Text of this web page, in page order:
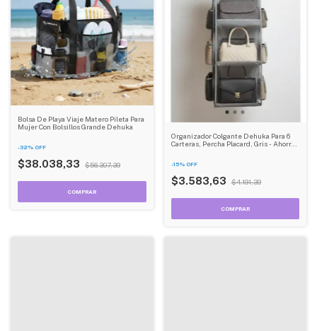
Bolsa De Playa Viaje Matero Pileta Para
Mujer Con Bolsillos Grande Dehuka
-32% OFF
$38.038,33 $56.307,39
Organizador Colgante Dehuka Para 6
Carteras, Percha Placard, Gris - Ahorra
-15% OFF
$3.583,63 $4.191,39